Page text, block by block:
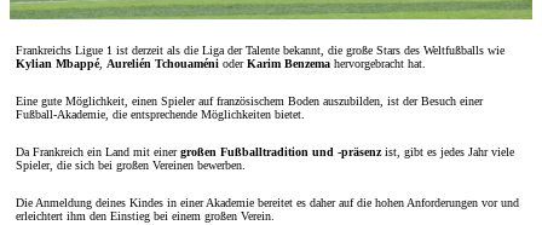
Frankreichs Ligue 1 ist derzeit als die Liga der Talente bekannt, die große Stars des Weltfußballs wie
Kylian Mbappé, Aurelién Tchouaméni oderKarim Benzema hervorgebracht hat.
Eine gute Möglichkeit, einen Spieler auf französischem Boden auszubilden, ist der Besuch einer
Fußball-Akademie, die entsprechende Möglichkeiten bietet.
Da Frankreich ein Land mit einergroßen Fußballtradition und -präsenzist, gibt es jedes Jahr viele
Spieler, die sich bei großen Vereinen bewerben.
Die Anmeldung deines Kindes in einer Akademie bereitet es daher auf die hohen Anforderungen vor und
erleichtert ihm den Einstieg bei einem großen Verein.